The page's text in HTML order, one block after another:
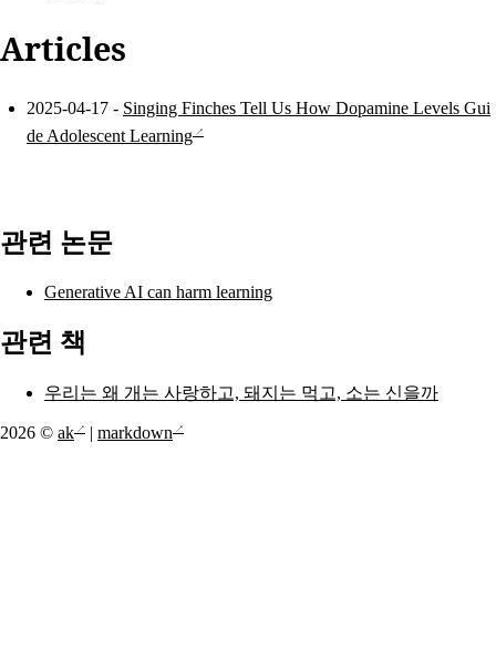
Articles
2025-04-17 - Singing Finches Tell Us How Dopamine Levels Gui
de Adolescent Learning
관련 논문
Generative AI can harm learning
관련 책
우리는 왜 개는 사랑하고, 돼지는 먹고, 소는 신을까
2026 © ak | markdown